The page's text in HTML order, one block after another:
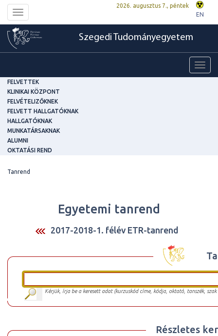
Toggle
navigation
2026. augusztus 7., péntek
EN
Szegedi Tudományegyetem
FELVETTEK
KLINIKAI KÖZPONT
FELVÉTELIZŐKNEK
FELVETT HALLGATÓKNAK
HALLGATÓKNAK
MUNKATÁRSAKNAK
ALUMNI
OKTATÁSI REND
Tanrend
Egyetemi tanrend
2017-2018-1. félév ETR-tanrend
Kérjük, írja be a keresett adat (kurzuskód címe, kódja, oktató, tanszék,
Részletes